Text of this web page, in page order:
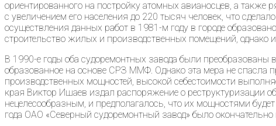
ориентированного на постройку атомных авианосцев, а также
с увеличением его населения до 220 тысяч человек, что
осуществления данных работ в 1981-м году в городе
строительство жилых и производственных помещений,
В 1990-е годы оба судоремонтных завода были
образованное на основе СРЗ ММФ. Однако эта мера не спасла
производственных мощностей, высокой себестоимости
края Виктор Ишаев издал распоряжение о реструктуризации
нецелесообразным, и предполагалось, что их мощностями
года ОАО «Северный судоремонтный завод» было